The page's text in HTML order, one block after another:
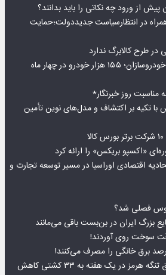
پیش از ورود چه نکاتی را باید بدانند؟
در انتظارسیاست جدیددولت؛حمایت
طرح کالابرگ ندارد
افت ۳۴ درصدی فروش خودروسازان؛ ۱۵۵ هزار خودرو در چهار ماه
مناسبت روز خبرنگار*
تکیه بر اکتشاف و مدل‌های نوین تأمین
«اکسپو بریکس» را ارائه کرد
اقتصادی اوراسیا در مسیر توسعه تجارت و
فصلی شد؟
بزرگ ایران در بن‌بست باقی می‌مانند
سوخت روی آوردند!
ترافیک کشتیرانی از طریق تنگه هرمز در یک هفته به ۳۳ کشتی کاهش